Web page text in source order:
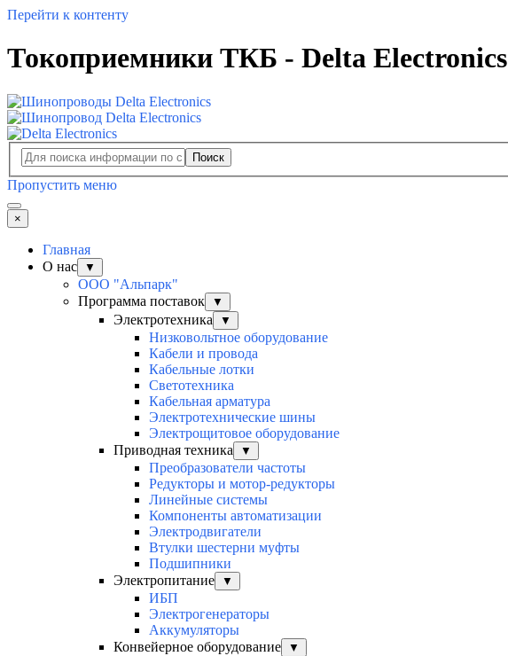
Перейти к контенту
Токоприемники ТКБ - Delta Electronics
Поиск
Пропустить меню
×
Главная
О нас
▼
ООО "Альпарк"
Программа поставок
▼
Электротехника ▼
Низковольтное оборудование
Кабели и провода
Кабельные лотки
Светотехника
Кабельная арматура
Электротехнические шины
Электрощитовое оборудование
Приводная техника
▼
Преобразователи частоты
Редукторы и мотор-редукторы
Линейные системы
Компоненты автоматизации
Электродвигатели
Втулки шестерни муфты
Подшипники
Электропитание
▼
ИБП
Электрогенераторы
Аккумуляторы
Конвейерное оборудование
▼